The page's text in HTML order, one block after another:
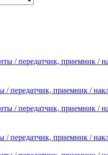
/ передатчик, приемник /
/ передатчик, приемник /